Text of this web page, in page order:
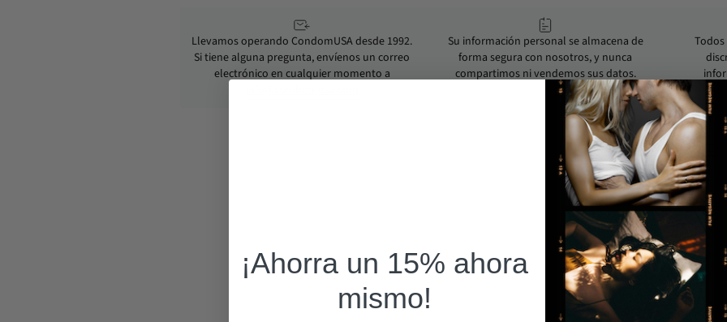
Llevamos operando CondomUSA desde 1992.
Si tiene alguna pregunta, envíenos un correo
electrónico en cualquier momento a
Su información personal se almacena de
forma segura con nosotros, y nunca
compartimos ni vendemos sus datos.
VISTOS RECIENTEMENTE
¡Ahorra un 15% ahora
mismo!